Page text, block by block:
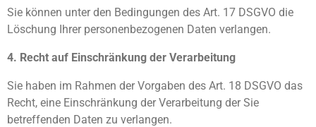
Sie können unter den Bedingungen des Art. 17 DSGVO die
Löschung Ihrer personenbezogenen Daten verlangen.
4. Recht auf Einschränkung der Verarbeitung
Sie haben im Rahmen der Vorgaben des Art. 18 DSGVO das
Recht, eine Einschränkung der Verarbeitung der Sie
betreffenden Daten zu verlangen.